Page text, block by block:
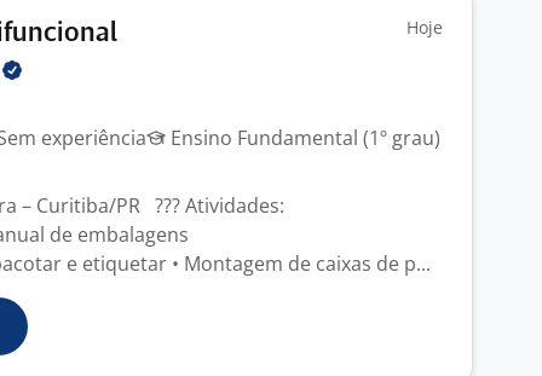
Hoje
experiência Ensino Fundamental (1º grau)
– Curitiba/PR ??? Atividades:
de embalagens
e etiquetar • Montagem de caixas de p...